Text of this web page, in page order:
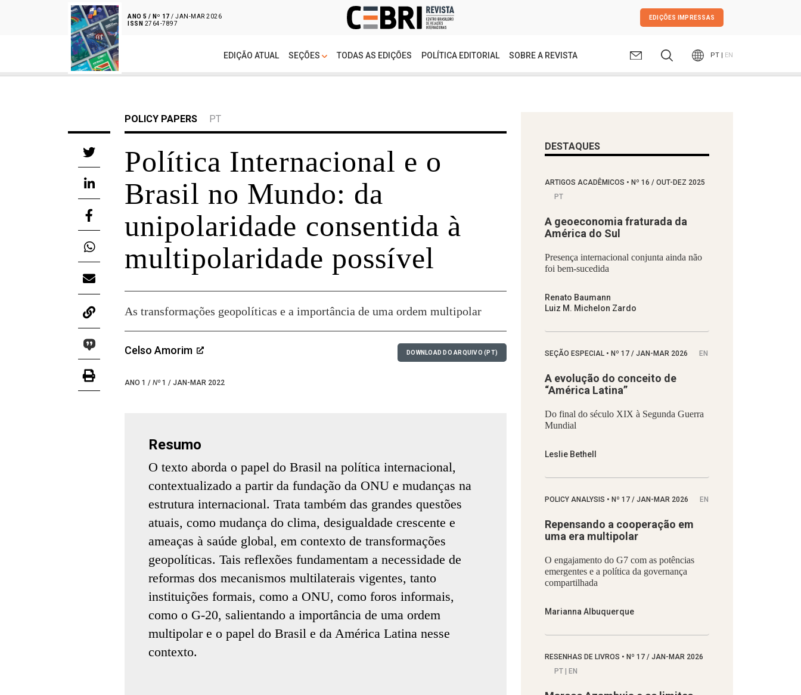
ANO 5 / Nº 17 / JAN-MAR 2026
ISSN 2764-7897
EDIÇÕES IMPRESSAS
EDIÇÃO ATUAL SEÇÕES TODAS AS EDIÇÕES POLÍTICA EDITORIAL SOBRE A REVISTA PT | EN
POLICY PAPERS PT
Política Internacional e o
Brasil no Mundo: da
unipolaridade consentida à
multipolaridade possível
As transformações geopolíticas e a importância de uma ordem multipolar
Celso Amorim
ANO 1 / Nº 1 / JAN-MAR 2022
DOWNLOAD DO ARQUIVO (PT)
Resumo
O texto aborda o papel do Brasil na política internacional,
contextualizado a partir da fundação da ONU e mudanças na
estrutura internacional. Trata também das grandes questões
atuais, como mudança do clima, desigualdade crescente e
ameaças à saúde global, em contexto de transformações
geopolíticas. Tais reflexões fundamentam a necessidade de
reformas dos mecanismos multilaterais vigentes, tanto
instituições formais, como a ONU, como foros informais,
como o G-20, salientando a importância de uma ordem
multipolar e o papel do Brasil e da América Latina nesse
contexto.
DESTAQUES
ARTIGOS ACADÊMICOS • Nº 16 / OUT-DEZ 2025
PT
A geoeconomia fraturada da
América do Sul
Presença internacional conjunta ainda não
foi bem-sucedida
Renato Baumann
Luiz M. Michelon Zardo
SEÇÃO ESPECIAL • Nº 17 / JAN-MAR 2026 EN
A evolução do conceito de
“América Latina”
Do final do século XIX à Segunda Guerra
Mundial
Leslie Bethell
POLICY ANALYSIS • Nº 17 / JAN-MAR 2026 EN
Repensando a cooperação em
uma era multipolar
O engajamento do G7 com as potências
emergentes e a política da governança
compartilhada
Marianna Albuquerque
RESENHAS DE LIVROS • Nº 17 / JAN-MAR 2026
PT | EN